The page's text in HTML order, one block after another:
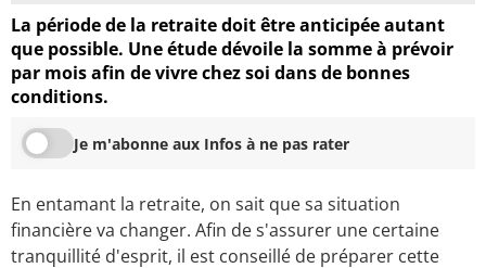
La période de la retraite doit être anticipée autant
que possible. Une étude dévoile la somme à prévoir
par mois afin de vivre chez soi dans de bonnes
conditions.
Je m'abonne aux Infos à ne pas rater
En entamant la retraite, on sait que sa situation
financière va changer. Afin de s'assurer une certaine
tranquillité d'esprit, il est conseillé de préparer cette